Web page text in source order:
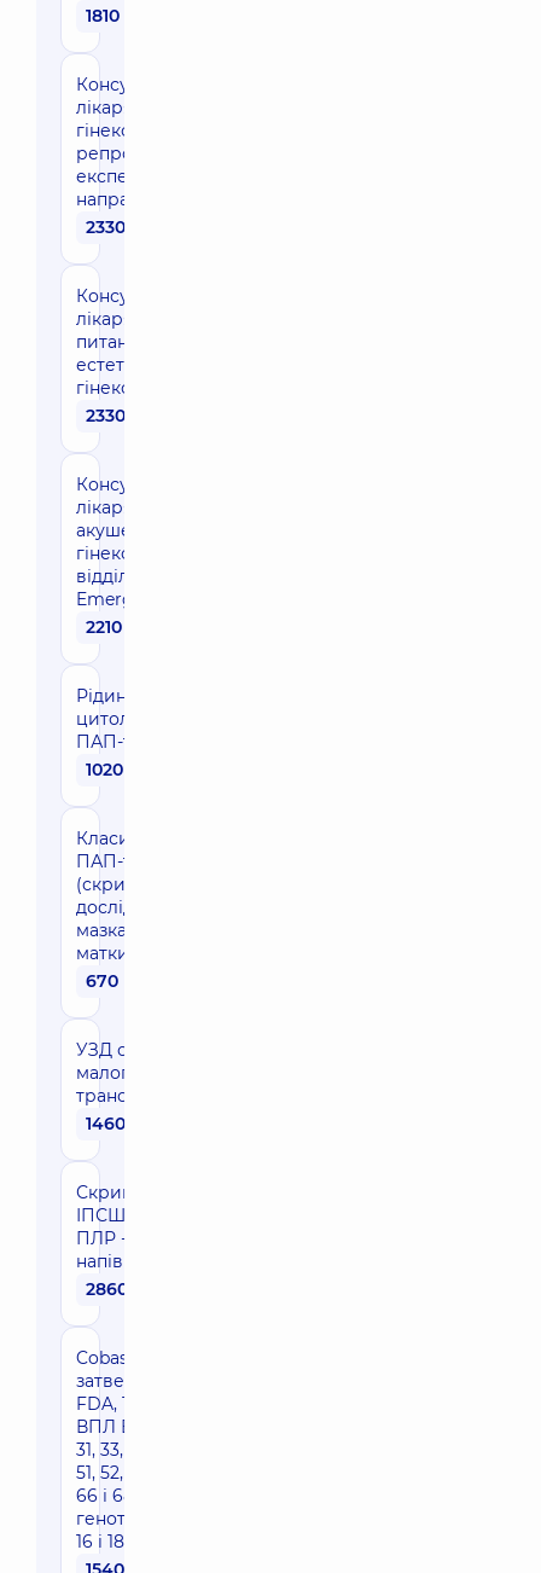
1810 грн
Консультація
лікаря-акушера-
гінеколога
репродуктолога
експерта
направлення
2330 грн
Консультація
лікаря з
питань
естетичної
гінекології
2330 грн
Консультація
лікаря-
акушера-
гінеколога в
відділенні
Emergency
2210 грн
Рідинна
цитологія
ПАП-тест
1020 грн
Класичний
ПАП-тест
(скринінгове
дослідження
мазка шийки
матки)
670 грн
УЗД органів
малого тазу
трансвагінально
1460 грн
Скринінг 7
ІПСШ методом
ПЛР -
напівкількісний
2860 грн
Cobas HPV тест,
затверджений
FDA, 14 типів
ВПЛ ВКР: 16, 18,
31, 33, 35, 39, 45,
51, 52, 56, 58, 59,
66 і 68 типу (з
генотипуванням
16 і 18 типів)